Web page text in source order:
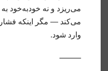
می‌ریزد و نه خودبه‌خود
می‌کند — مگر اینکه
وارد شود.
⸻